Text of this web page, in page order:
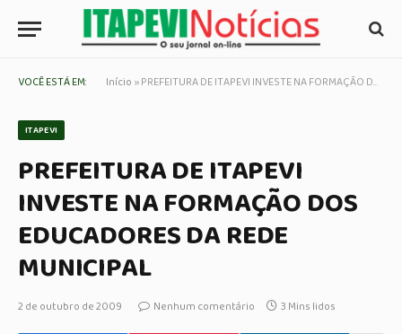
VOCÊ ESTÁ EM: Início »PREFEITURA DE ITAPEVI INVESTE NA FORMAÇÃO DOS EDUCADORES DA REDE MUNICIPAL
ITAPEVI
PREFEITURA DE ITAPEVI
INVESTE NA FORMAÇÃO DOS
EDUCADORES DA REDE
MUNICIPAL
2 de outubro de 2009 Nenhum comentário 3 Mins lidos